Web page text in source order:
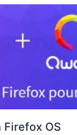
Firefox OS